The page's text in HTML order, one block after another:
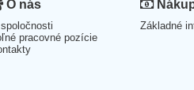
O nás
pracovné pozície
Základné